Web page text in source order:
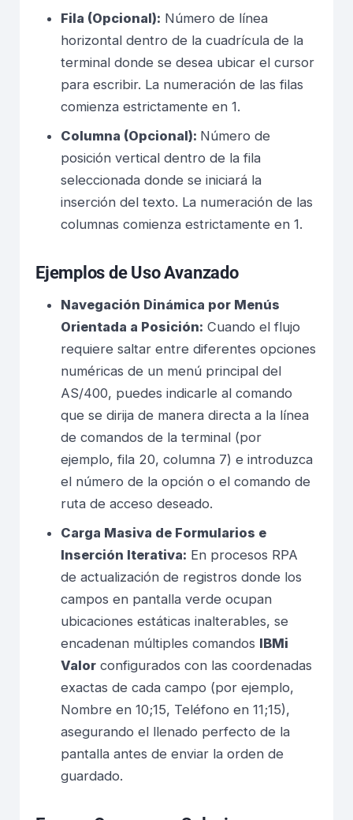
Fila (Opcional): Número de línea
horizontal dentro de la cuadrícula de la
terminal donde se desea ubicar el cursor
para escribir. La numeración de las filas
comienza estrictamente en 1.
Columna (Opcional): Número de
posición vertical dentro de la fila
seleccionada donde se iniciará la
inserción del texto. La numeración de las
columnas comienza estrictamente en 1.
Ejemplos de Uso Avanzado
Navegación Dinámica por Menús
Orientada a Posición: Cuando el flujo
requiere saltar entre diferentes opciones
numéricas de un menú principal del
AS/400, puedes indicarle al comando
que se dirija de manera directa a la línea
de comandos de la terminal (por
ejemplo, fila 20, columna 7) e introduzca
el número de la opción o el comando de
ruta de acceso deseado.
Carga Masiva de Formularios e
Inserción Iterativa: En procesos RPA
de actualización de registros donde los
campos en pantalla verde ocupan
ubicaciones estáticas inalterables, se
encadenan múltiples comandos IBMi
Valor configurados con las coordenadas
exactas de cada campo (por ejemplo,
Nombre en 10;15, Teléfono en 11;15),
asegurando el llenado perfecto de la
pantalla antes de enviar la orden de
guardado.